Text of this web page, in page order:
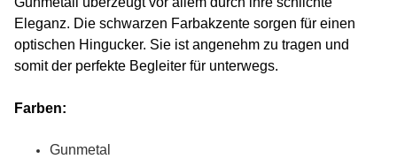
Eleganz. Die schwarzen Farbakzente sorgen für einen
optischen Hingucker. Sie ist angenehm zu tragen und
somit der perfekte Begleiter für unterwegs.
Farben:
Gunmetal